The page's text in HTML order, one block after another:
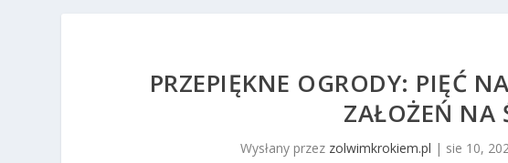
PRZEPIĘKNE OGRODY: PIĘĆ
ZAŁOŻEŃ NA
Wysłany przez zolwimkrokiem.pl | sie 10,